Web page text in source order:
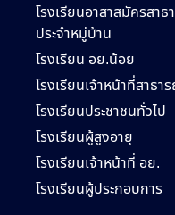
โรงเรียนอาสาสมัครสา
ประจำหมู่บ้าน
โรงเรียน อย.น้อย
โรงเรียนเจ้าหน้าที่สาธา
โรงเรียนประชาชนทั่วไป
โรงเรียนผู้สูงอายุ
โรงเรียนเจ้าหน้าที่ อย.
โรงเรียนผู้ประกอบการ